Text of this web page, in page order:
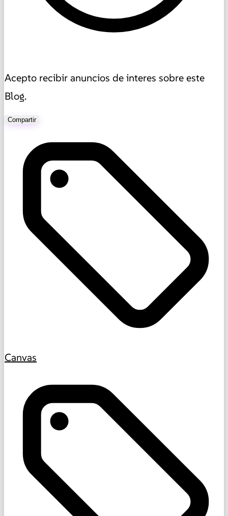
Acepto recibir anuncios de interes sobre este
Blog.
Compartir
Canvas